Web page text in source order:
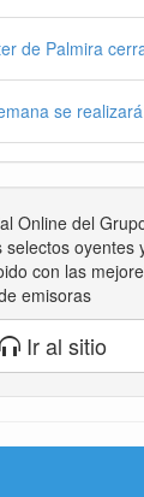
de Palmira
se
Online del
selectos oyentes
con las
emisoras
Ir al sitio